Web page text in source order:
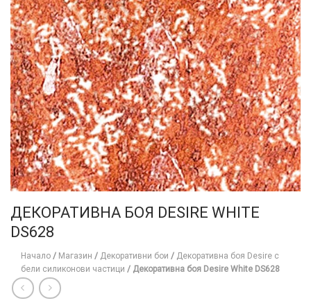
ДЕКОРАТИВНА БОЯ DESIRE WHITE
DS628
Начало / Магазин / Декоративни бои / Декоративна боя Desire с
бели силиконови частици / Декоративна боя Desire White DS628